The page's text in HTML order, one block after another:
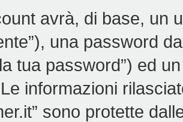
avrà, di base, un
una password
tua password”) ed
informazioni
sono protette